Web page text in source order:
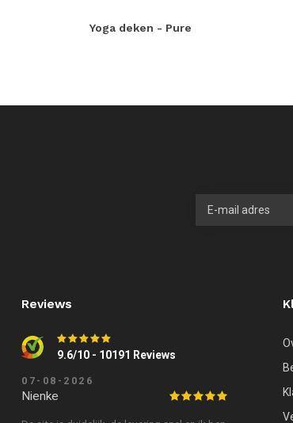
Yoga deken - Pure
Reviews
9.6/10 - 10191 Reviews
07-08-2026
Nienke